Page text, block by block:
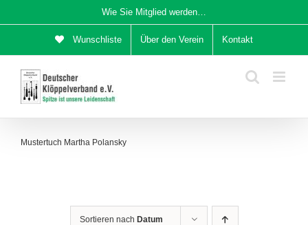
Inhalt
Wie Sie Mitglied werden…
Wunschliste Über den Verein Kontakt
Mustertuch Martha Polansky
Sortieren nach Datum